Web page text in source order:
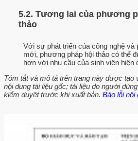
5.2. Tương lai của phương
thảo
Với sự phát triển của công nghệ và
mới, phương pháp hội thảo có thể
hơn với nhu cầu của sinh viên hiện
Tóm tắt và mô tả trên trang này được
nội dung tài liệu gốc; tài liệu do người
kiểm duyệt trước khi xuất bản. Báo lỗi nội